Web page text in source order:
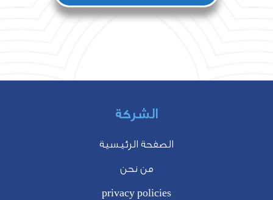
الشركة
الصفحة الرئيسية
من نحن
privacy policies